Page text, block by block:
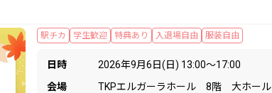
駅チカ 学生歓迎 特典あり 入退場自由 服装自由
日時
2026年9月6日(日) 13:00〜17:00
会場
TKPエルガーラホール 8階 大ホール